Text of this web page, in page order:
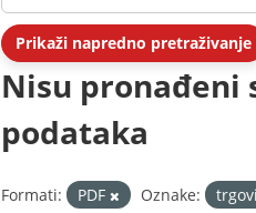
Prikaži napredno pretraživanje
Nisu pronađeni
podataka
Formati: PDF Oznake: